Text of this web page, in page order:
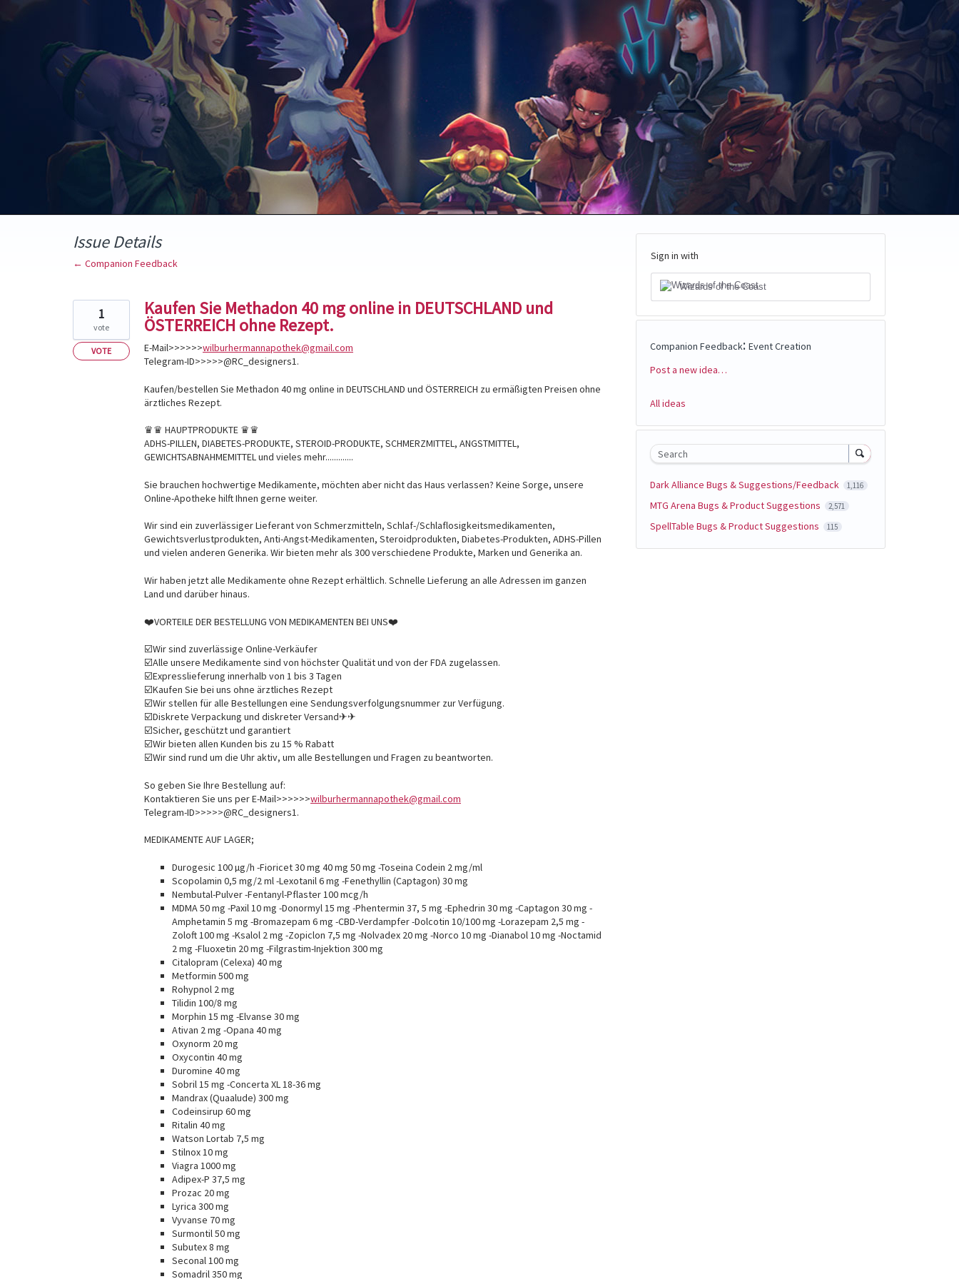
Issue Details
← Companion Feedback
Kaufen Sie Methadon 40 mg online in DEUTSCHLAND und
ÖSTERREICH ohne Rezept.
E-Mail>>>>>>wilburhermannapothek@gmail.com
Telegram-ID>>>>>@RC_designers1.
Kaufen/bestellen Sie Methadon 40 mg online in DEUTSCHLAND und ÖSTERREICH zu ermäßigten Preisen ohne
ärztliches Rezept.
♛♛ HAUPTPRODUKTE ♛♛
ADHS-PILLEN, DIABETES-PRODUKTE, STEROID-PRODUKTE, SCHMERZMITTEL, ANGSTMITTEL,
GEWICHTSABNAHMEMITTEL und vieles mehr.............
Sie brauchen hochwertige Medikamente, möchten aber nicht das Haus verlassen? Keine Sorge, unsere
Online-Apotheke hilft Ihnen gerne weiter.
Wir sind ein zuverlässiger Lieferant von Schmerzmitteln, Schlaf-/Schlaflosigkeitsmedikamenten,
Gewichtsverlustprodukten, Anti-Angst-Medikamenten, Steroidprodukten, Diabetes-Produkten, ADHS-Pillen
und vielen anderen Generika. Wir bieten mehr als 300 verschiedene Produkte, Marken und Generika an.
Wir haben jetzt alle Medikamente ohne Rezept erhältlich. Schnelle Lieferung an alle Adressen im ganzen
Land und darüber hinaus.
❤️VORTEILE DER BESTELLUNG VON MEDIKAMENTEN BEI UNS❤️
☑️Wir sind zuverlässige Online-Verkäufer
☑️Alle unsere Medikamente sind von höchster Qualität und von der FDA zugelassen.
☑️Expresslieferung innerhalb von 1 bis 3 Tagen
☑️Kaufen Sie bei uns ohne ärztliches Rezept
☑️Wir stellen für alle Bestellungen eine Sendungsverfolgungsnummer zur Verfügung.
☑️Diskrete Verpackung und diskreter Versand✈✈
☑️Sicher, geschützt und garantiert
☑️Wir bieten allen Kunden bis zu 15 % Rabatt
☑️Wir sind rund um die Uhr aktiv, um alle Bestellungen und Fragen zu beantworten.
So geben Sie Ihre Bestellung auf:
Kontaktieren Sie uns per E-Mail>>>>>>wilburhermannapothek@gmail.com
Telegram-ID>>>>>@RC_designers1.
MEDIKAMENTE AUF LAGER;
Durogesic 100 µg/h -Fioricet 30 mg 40 mg 50 mg -Toseina Codein 2 mg/ml
Scopolamin 0,5 mg/2 ml -Lexotanil 6 mg -Fenethyllin (Captagon) 30 mg
Nembutal-Pulver -Fentanyl-Pflaster 100 mcg/h
MDMA 50 mg -Paxil 10 mg -Donormyl 15 mg -Phentermin 37, 5 mg -Ephedrin 30 mg -Captagon 30 mg -
Amphetamin 5 mg -Bromazepam 6 mg -CBD-Verdampfer -Dolcotin 10/100 mg -Lorazepam 2,5 mg -
Zoloft 100 mg -Ksalol 2 mg -Zopiclon 7,5 mg -Nolvadex 20 mg -Norco 10 mg -Dianabol 10 mg -Noctamid
2 mg -Fluoxetin 20 mg -Filgrastim-Injektion 300 mg
Citalopram (Celexa) 40 mg
Metformin 500 mg
Rohypnol 2 mg
Tilidin 100/8 mg
Morphin 15 mg -Elvanse 30 mg
Ativan 2 mg -Opana 40 mg
Oxynorm 20 mg
Oxycontin 40 mg
Duromine 40 mg
Sobril 15 mg -Concerta XL 18-36 mg
Mandrax (Quaalude) 300 mg
Codeinsirup 60 mg
Ritalin 40 mg
Watson Lortab 7,5 mg
Stilnox 10 mg
Viagra 1000 mg
Adipex-P 37,5 mg
Prozac 20 mg
Lyrica 300 mg
Vyvanse 70 mg
Surmontil 50 mg
Subutex 8 mg
Seconal 100 mg
Somadril 350 mg
1
vote
VOTE
Sign in with
Wizards of the Coast
Companion Feedback: Event Creation
Categories
Post a new idea…
All ideas
Search
Dark Alliance Bugs & Suggestions/Feedback 1,116
MTG Arena Bugs & Product Suggestions 2,571
SpellTable Bugs & Product Suggestions 115